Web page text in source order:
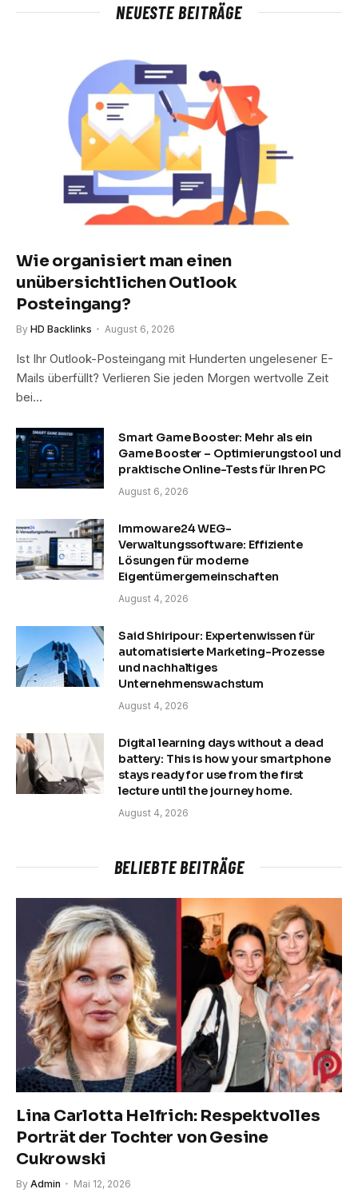
NEUESTE BEITRÄGE
Wie organisiert man einen
unübersichtlichen Outlook
Posteingang?
By HD Backlinks August 6, 2026
Ist Ihr Outlook-Posteingang mit Hunderten ungelesener E-
Mails überfüllt? Verlieren Sie jeden Morgen wertvolle Zeit
bei…
Smart Game Booster: Mehr als ein
Game Booster – Optimierungstool und
praktische Online-Tests für Ihren PC
August 6, 2026
Immoware24 WEG-
Verwaltungssoftware: Effiziente
Lösungen für moderne
Eigentümergemeinschaften
August 4, 2026
Said Shiripour: Expertenwissen für
automatisierte Marketing-Prozesse
und nachhaltiges
Unternehmenswachstum
August 4, 2026
Digital learning days without a dead
battery: This is how your smartphone
stays ready for use from the first
lecture until the journey home.
August 4, 2026
BELIEBTE BEITRÄGE
Lina Carlotta Helfrich: Respektvolles
Porträt der Tochter von Gesine
Cukrowski
By Admin Mai 12, 2026